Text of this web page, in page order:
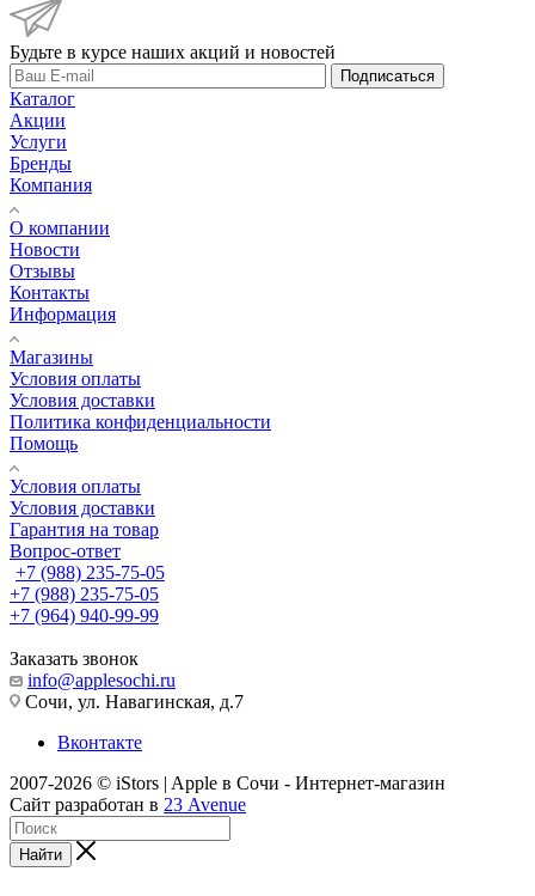
Будьте в курсе наших акций и новостей
Подписаться
Каталог
Акции
Услуги
Бренды
Компания
О компании
Новости
Отзывы
Контакты
Информация
Магазины
Условия оплаты
Условия доставки
Политика конфиденциальности
Помощь
Условия оплаты
Условия доставки
Гарантия на товар
Вопрос-ответ
+7 (988) 235-75-05
+7 (988) 235-75-05
+7 (964) 940-99-99
Заказать звонок
info@applesochi.ru
Сочи, ул. Навагинская, д.7
Вконтакте
2007-2026 © iStors | Apple в Сочи - Интернет-магазин
Сайт разработан в 23 Avenue
Найти